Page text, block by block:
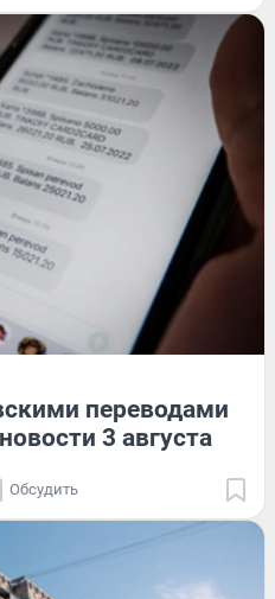
переводами
3 августа
Обсудить